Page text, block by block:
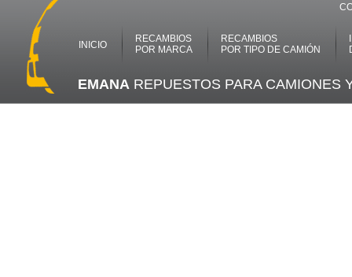
INICIO
RECAMBIOS
POR MARCA
RECAMBIOS
POR TIPO DE CAMIÓN
EMANA REPUESTOS PARA CAMIONES